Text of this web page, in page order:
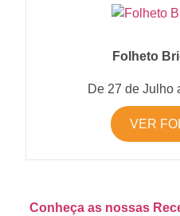
Folheto
De 27 de Julho
VER
Conheça as nossas